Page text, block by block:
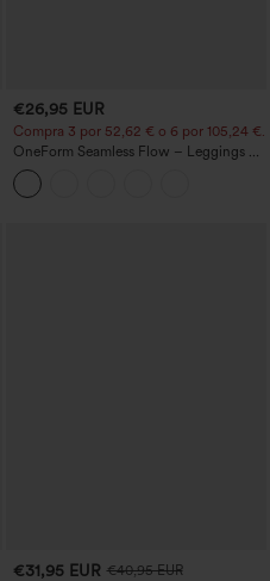
€26,95 EUR
Compra 3 por 52,62 € o 6 por 105,24 €.
OneForm Seamless Flow – Leggings de
yoga sin costuras, tiro medio, control de
abdomen y realce de glúteos
€31,95 EUR €40,95 EUR